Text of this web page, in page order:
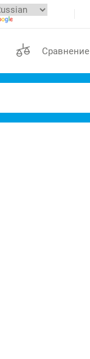
Сравнение